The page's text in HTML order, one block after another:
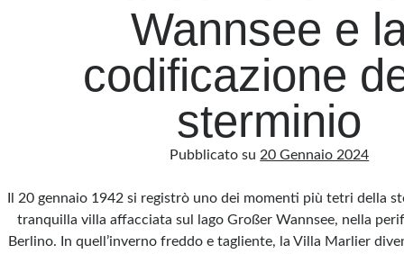
Wannsee e
codificazione
sterminio
Pubblicato su 20 Gennaio 2024
Il 20 gennaio 1942 si registrò uno dei momenti più tetri della
tranquilla villa affacciata sul lago Großer Wannsee, nella
Berlino. In quell’inverno freddo e tagliente, la Villa Marlier